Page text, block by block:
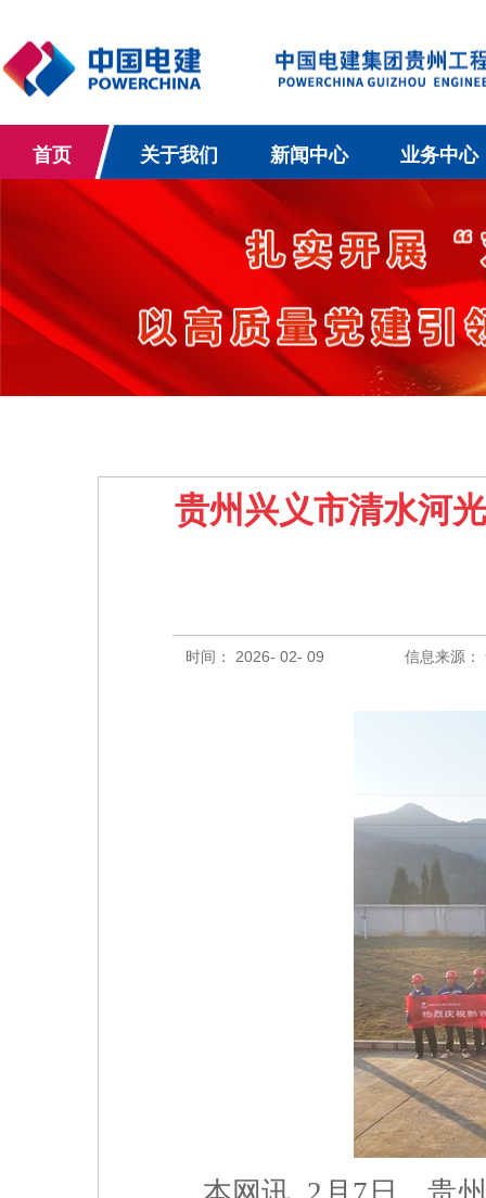
首页 关于我们 新闻中心 业务中心
贵州兴义市清水河
时间： 2026- 02- 09 信息来源：